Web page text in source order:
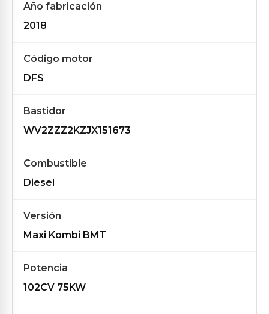
Año fabricación
2018
Código motor
DFS
Bastidor
WV2ZZZ2KZJX151673
Combustible
Diesel
Versión
Maxi Kombi BMT
Potencia
102CV 75KW